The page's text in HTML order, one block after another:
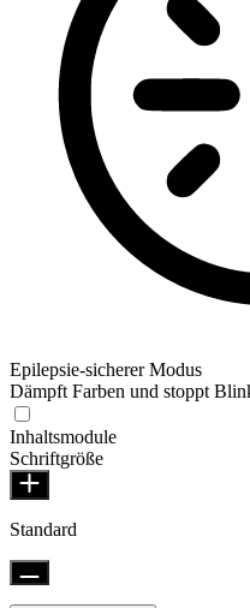
Epilepsie-sicherer Modus
Dämpft Farben und stoppt
Inhaltsmodule
Schriftgröße
Standard